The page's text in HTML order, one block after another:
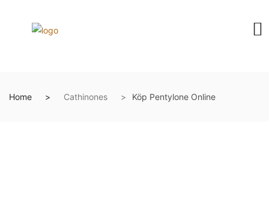
Home Cathinones Köp Pentylone Online